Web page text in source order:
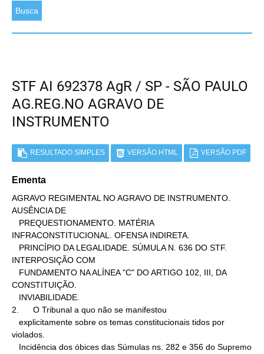
Busca
STF AI 692378 AgR / SP - SÃO PAULO
AG.REG.NO AGRAVO DE
INSTRUMENTO
RESULTADO SIMPLES VERSÃO HTML VERSÃO PDF
Ementa
AGRAVO REGIMENTAL NO AGRAVO DE INSTRUMENTO.
AUSÊNCIA DE
INFRACONSTITUCIONAL. OFENSA INDIRETA.
INTERPOSIÇÃO COM
CONSTITUIÇÃO.
2.      O Tribunal a quo não se manifestou
violados.